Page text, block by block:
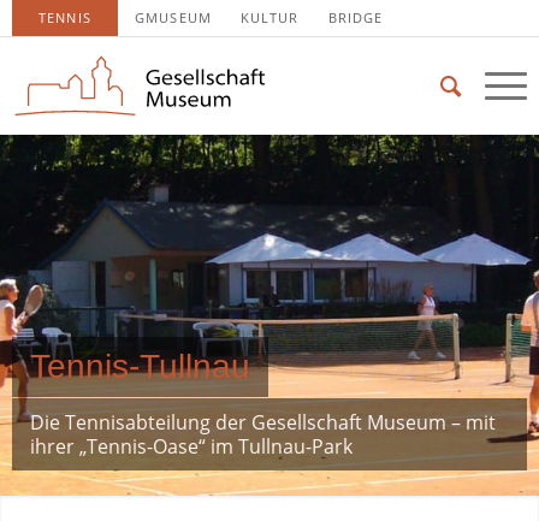
TENNIS GMUSEUM KULTUR BRIDGE
Tennis-Tullnau
Die Tennisabteilung der Gesellschaft Museum – mit
ihrer „Tennis-Oase“ im Tullnau-Park